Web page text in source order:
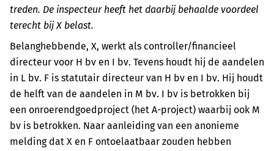
treden. De inspecteur heeft het daarbij behaalde voordeel
terecht bij X belast.
Belanghebbende, X, werkt als controller/financieel
directeur voor H bv en I bv. Tevens houdt hij de aandelen
in L bv. F is statutair directeur van H bv en I bv. Hij houdt
de helft van de aandelen in M bv. I bv is betrokken bij
een onroerendgoedproject (het A-project) waarbij ook M
bv is betrokken. Naar aanleiding van een anonieme
melding dat X en F ontoelaatbaar zouden hebben